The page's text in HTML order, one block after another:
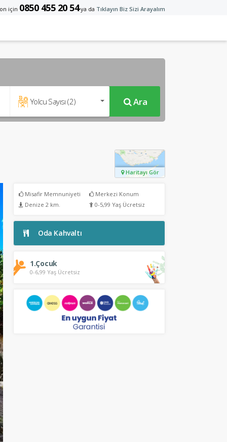
için 0850 455 20 54ya da Tıklayın Biz Sizi Arayalım
Yolcu Sayısı (2) Ara
Haritayı Gör
Misafir Memnuniyeti
Merkezi Konum
Denize 2 km.
0-5,99 Yaş Ücretsiz
Oda Kahvaltı
1.Çocuk
0-6,99 Yaş Ücretsiz